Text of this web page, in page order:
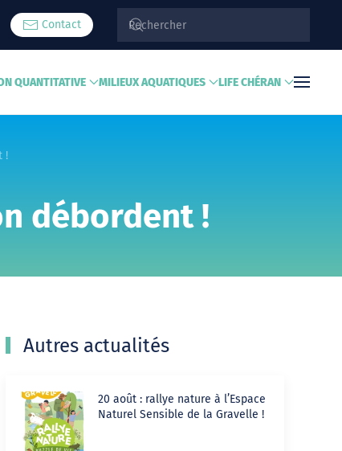
Contact
QUANTITATIVE MILIEUX AQUATIQUES LIFE CHÉRAN
!
débordent !
Autres actualités
20 août : rallye nature à l’Espace
Naturel Sensible de la Gravelle !